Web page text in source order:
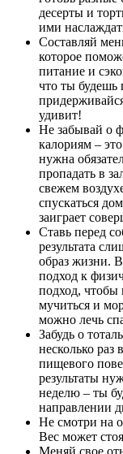
десерты и
ими
Составляй
которое
питание и
что ты будешь
удивит!
Не забывай о
калориям –
нужна
пропадать в
свежем
спускаться
заиграет
Ставь перед
результата
образ жизни.
подход к
подход, чтобы
мучиться и
можно лечь
Забудь о
несколько раз
пищевого
результаты
неделю – ты
направлении
Не смотри на
Вес может
Меняй свое